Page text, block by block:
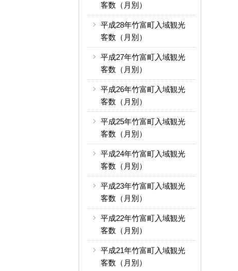
客数（月別）
平成28年竹富町入域観光
客数（月別）
平成27年竹富町入域観光
客数（月別）
平成26年竹富町入域観光
客数（月別）
平成25年竹富町入域観光
客数（月別）
平成24年竹富町入域観光
客数（月別）
平成23年竹富町入域観光
客数（月別）
平成22年竹富町入域観光
客数（月別）
平成21年竹富町入域観光
客数（月別）